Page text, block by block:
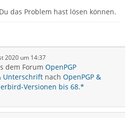
das Problem hast lösen können.
2020 um 14:37
dem Forum OpenPGP
Unterschrift nach OpenPGP &
Versionen bis 68.*